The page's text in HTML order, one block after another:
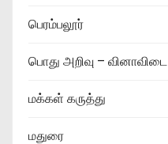
பெரம்பலூர்
பொது அறிவு – வினாவிடை
மக்கள் கருத்து
மதுரை